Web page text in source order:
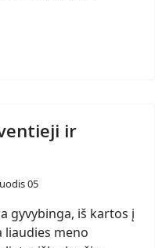
ir
05
gyvybinga, iš kartos į
meno